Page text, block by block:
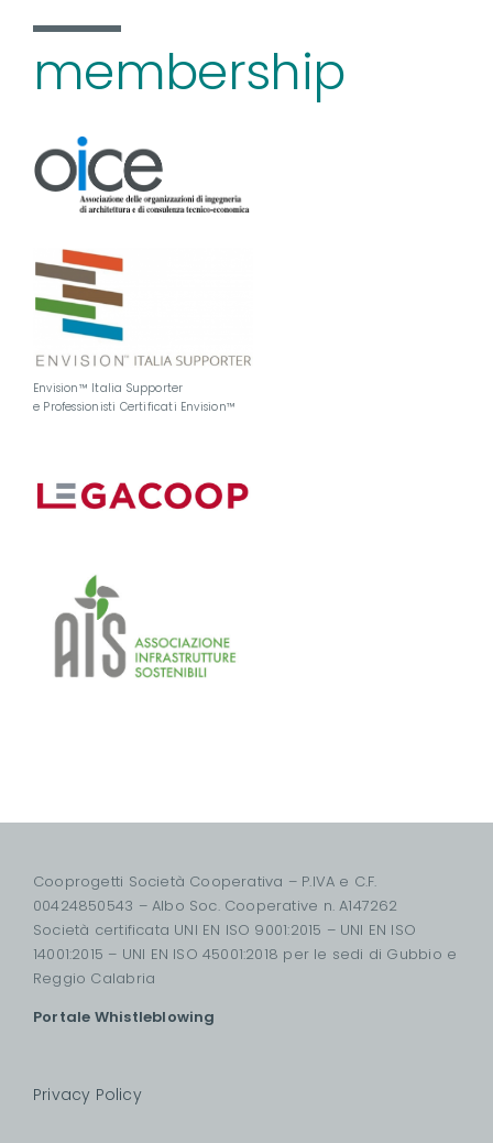
membership
Envision™ Italia Supporter
e Professionisti Certificati Envision™
Cooprogetti Società Cooperativa – P.IVA e C.F.
00424850543 – Albo Soc. Cooperative n. A147262
Società certificata UNI EN ISO 9001:2015 – UNI EN ISO
14001:2015 – UNI EN ISO 45001:2018 per le sedi di Gubbio e
Reggio Calabria
Portale Whistleblowing
Privacy Policy